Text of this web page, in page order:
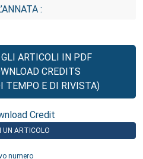
:
ARTICOLI IN PDF
CREDITS
TEMPO E DI RIVISTA)
Credit
UN ARTICOLO
numero